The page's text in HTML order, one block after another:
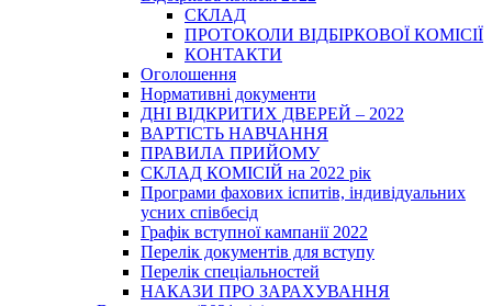
СКЛАД
ПРОТОКОЛИ ВІДБІРКОВОЇ КОМІСІЇ
КОНТАКТИ
Оголошення
Нормативні документи
ДНІ ВІДКРИТИХ ДВЕРЕЙ – 2022
ВАРТІСТЬ НАВЧАННЯ
ПРАВИЛА ПРИЙОМУ
СКЛАД КОМІСІЙ на 2022 рік
Програми фахових іспитів, індивідуальних
усних співбесід
Графік вступної кампанії 2022
Перелік документів для вступу
Перелік спеціальностей
НАКАЗИ ПРО ЗАРАХУВАННЯ